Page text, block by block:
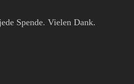
Spende. Vielen Dank.